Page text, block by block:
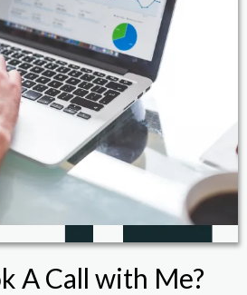
A Call with Me?